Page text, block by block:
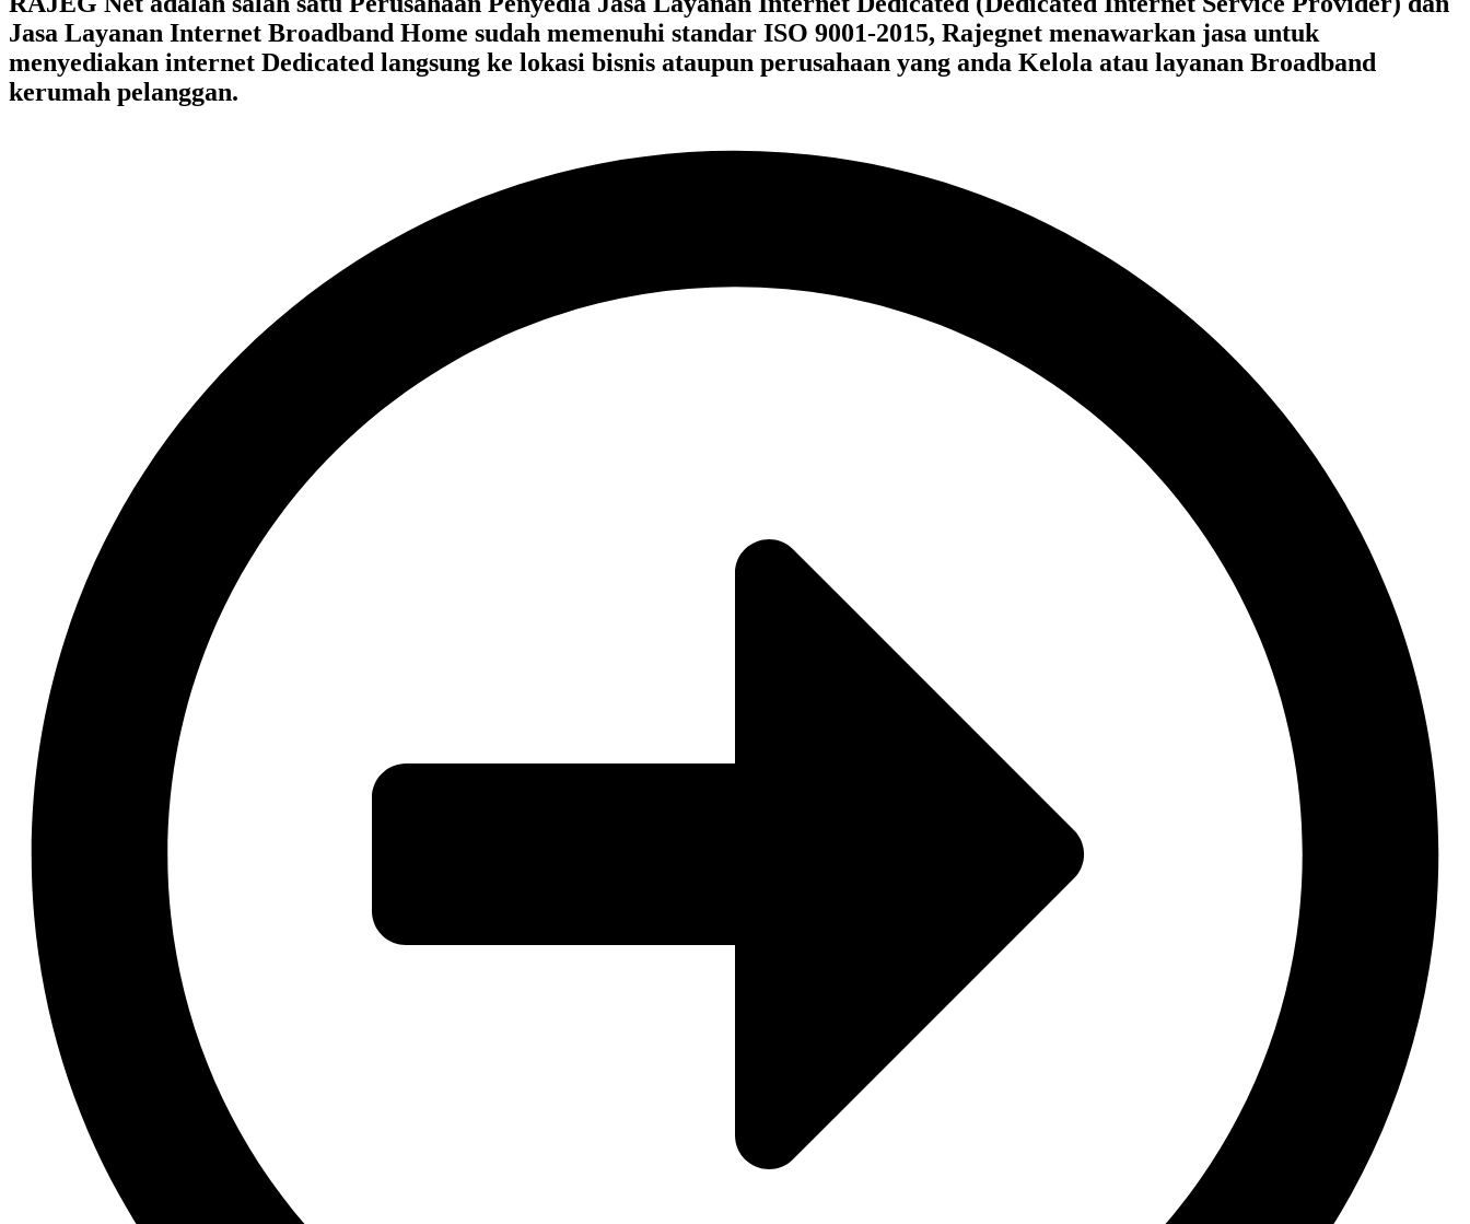
Jasa Layanan Internet Broadband Home sudah memenuhi standar ISO 9001-2015, Rajegnet menawarkan jasa untuk
menyediakan internet Dedicated langsung ke lokasi bisnis ataupun perusahaan yang anda Kelola atau layanan Broadband
kerumah pelanggan.